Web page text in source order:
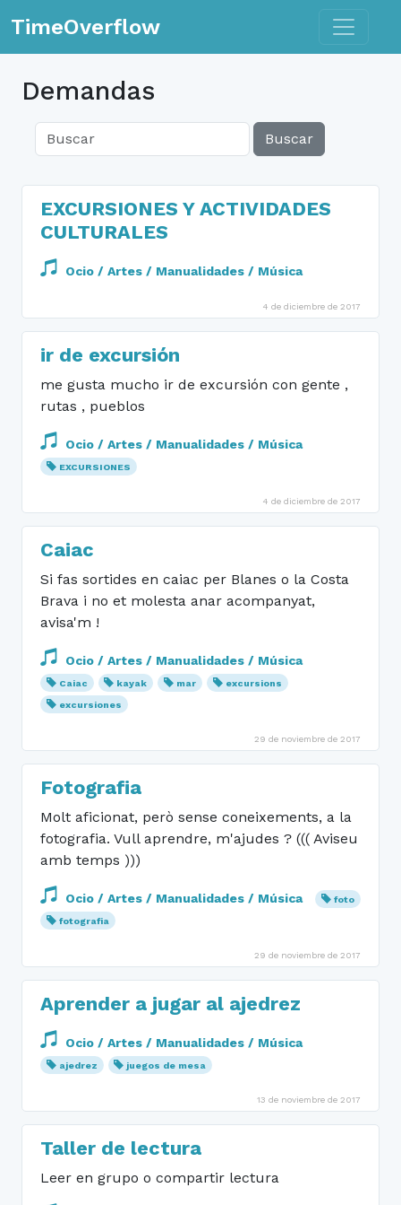
TimeOverflow Toggle
Demandas
Buscar
EXCURSIONES Y ACTIVIDADES
CULTURALES
Ocio / Artes / Manualidades / Música
4 de diciembre de 2017
ir de excursión
me gusta mucho ir de excursión con gente ,
rutas , pueblos
Ocio / Artes / Manualidades / Música
EXCURSIONES
4 de diciembre de 2017
Caiac
Si fas sortides en caiac per Blanes o la Costa
Brava i no et molesta anar acompanyat,
avisa'm !
Ocio / Artes / Manualidades / Música
Caiac kayak mar
excursions
excursiones
29 de noviembre de 2017
Fotografia
Molt aficionat, però sense coneixements, a la
fotografia. Vull aprendre, m'ajudes ? ((( Aviseu
amb temps )))
Ocio / Artes / Manualidades / Música
foto
fotografia
29 de noviembre de 2017
Aprender a jugar al ajedrez
Ocio / Artes / Manualidades / Música
ajedrez juegos de mesa
13 de noviembre de 2017
Taller de lectura
Leer en grupo o compartir lectura